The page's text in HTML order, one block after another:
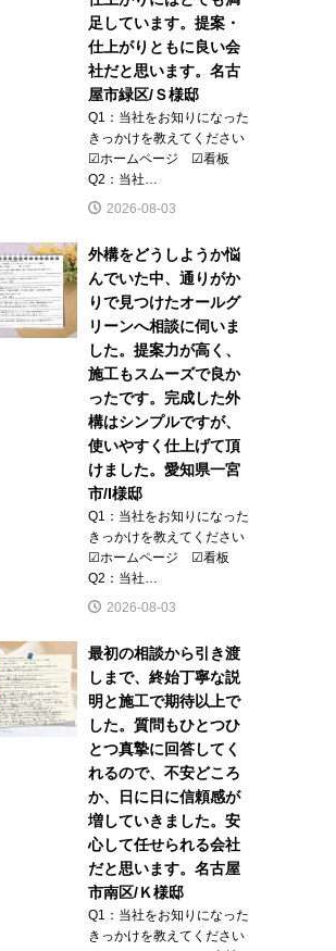
足しています。提案・
仕上がりともに良い会
社だと思います。名古
屋市緑区/Ｓ様邸
Q1：当社をお知りになった
きっかけを教えてください
☑ホームページ ☑看板
Q2：当社…
2026-08-03
外構をどうしようか悩
んでいた中、通りがか
りで見つけたオールグ
リーンへ相談に伺いま
した。提案力が高く、
施工もスムーズで良か
ったです。完成した外
構はシンプルですが、
使いやすく仕上げて頂
けました。愛知県一宮
市/I様邸
Q1：当社をお知りになった
きっかけを教えてください
☑ホームページ ☑看板
Q2：当社…
2026-08-03
最初の相談から引き渡
しまで、終始丁寧な説
明と施工で期待以上で
した。質問もひとつひ
とつ真摯に回答してく
れるので、不安どころ
か、日に日に信頼感が
増していきました。安
心して任せられる会社
だと思います。名古屋
市南区/Ｋ様邸
Q1：当社をお知りになった
きっかけを教えてください